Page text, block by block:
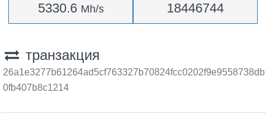
5330.6 Mh/s 18446744
транзакция
26a1e3277b61264ad5cf763327b70824fcc0202f9e9558738db
0fb407b8c1214